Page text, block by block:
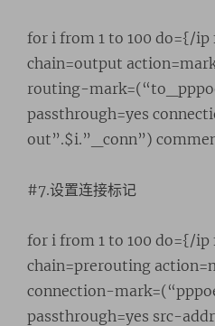
for i from 1 to 100 do={/
chain=output
routing-
passthrough=yes
out”.$i.”_conn”)
#7.设置连接标记
for i from 1 to 100 do={/
chain=prerouting
connection-
passthrough=yes src-